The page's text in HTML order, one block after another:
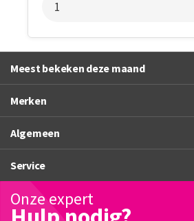
Meest bekeken deze maand
Merken
Algemeen
Service
Onze expert